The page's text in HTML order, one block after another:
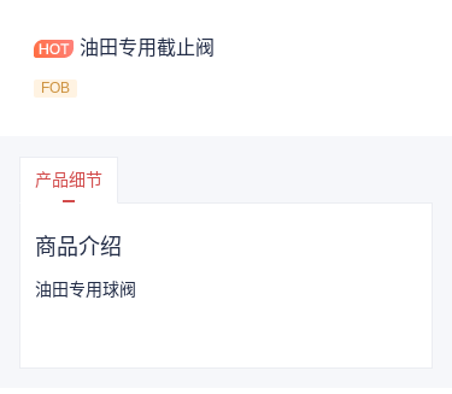
油田专用截止阀
FOB
产品细节
商品介绍
油田专用球阀